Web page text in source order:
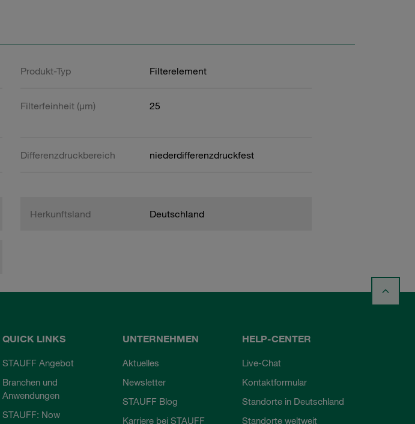
Produkt-Typ Filterelement
Filterfeinheit (µm) 25
Differenzdruckbereich niederdifferenzdruckfest
Herkunftsland Deutschland
QUICK LINKS
STAUFF Angebot
Branchen und
Anwendungen
STAUFF: Now
UNTERNEHMEN
Aktuelles
Newsletter
STAUFF Blog
Karriere bei STAUFF
HELP-CENTER
Live-Chat
Kontaktformular
Standorte in Deutschland
Standorte weltweit